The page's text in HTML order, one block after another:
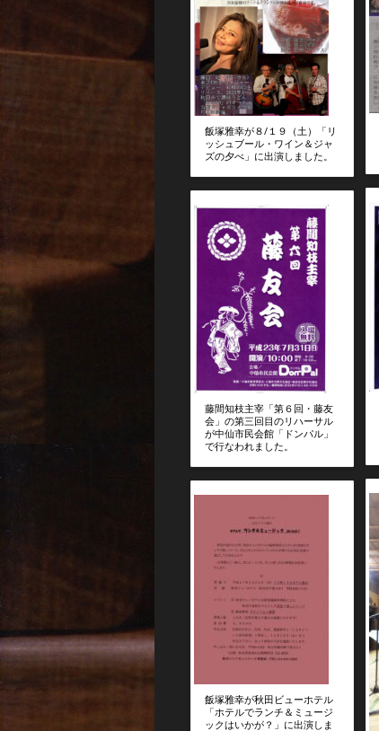
飯塚雅幸が８/１９（土）「リ
ッシュブール・ワイン＆ジャ
ズの夕べ」に出演しました。
藤間知枝主宰「第６回・藤友
会」の第三回目のリハーサル
が中仙市民会館「ドンパル」
で行なわれました。
飯塚雅幸が秋田ビューホテル
「ホテルでランチ＆ミュージ
ックはいかが？」に出演しま